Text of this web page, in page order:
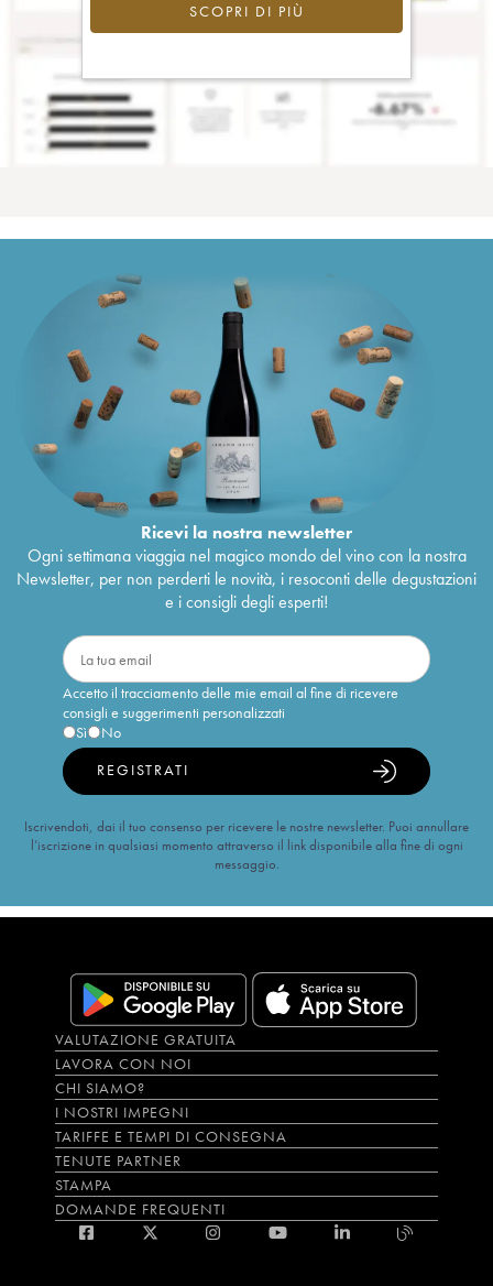
SCOPRI DI PIÙ
Ricevi la nostra newsletter
Ogni settimana viaggia nel magico mondo del vino con la nostra
Newsletter, per non perderti le novità, i resoconti delle degustazioni
e i consigli degli esperti!
Accetto il tracciamento delle mie email al fine di ricevere
consigli e suggerimenti personalizzati
Sì
No
REGISTRATI
Iscrivendoti, dai il tuo consenso per ricevere le nostre newsletter. Puoi annullare
l’iscrizione in qualsiasi momento attraverso il link disponibile alla fine di ogni
messaggio.
VALUTAZIONE GRATUITA
LAVORA CON NOI
CHI SIAMO?
I NOSTRI IMPEGNI
TARIFFE E TEMPI DI CONSEGNA
TENUTE PARTNER
STAMPA
DOMANDE FREQUENTI